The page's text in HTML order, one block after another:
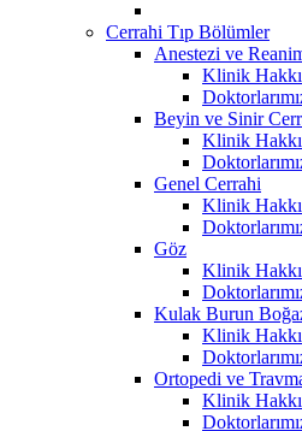
Cerrahi Tıp Bölümler
Anestezi ve
Klinik
Beyin ve Sinir
Klinik
Genel Cerrahi
Klinik
Göz
Klinik
Kulak Burun
Klinik
Ortopedi ve
Klinik